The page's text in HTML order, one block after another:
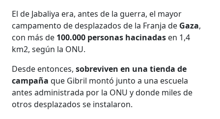
El de Jabaliya era, antes de la guerra, el mayor
campamento de desplazados de la Franja de Gaza,
con más de 100.000 personas hacinadas en 1,4
km2, según la ONU.
Desde entonces,sobreviven en una tienda de
campaña que Gibril montó junto a una escuela
antes administrada por la ONU y donde miles de
otros desplazados se instalaron.